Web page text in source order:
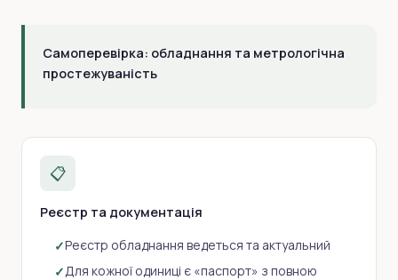
Самоперевірка: обладнання та метрологічна
простежуваність
📋
Реєстр та документація
Реєстр обладнання ведеться та актуальний
Для кожної одиниці є «паспорт» з повною